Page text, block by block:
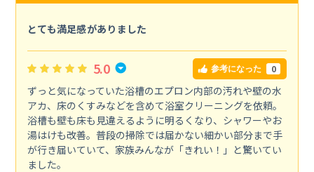
とても満足感がありました
5.0 参考になった 0
ずっと気になっていた浴槽のエプロン内部の汚れや壁の水
アカ、床のくすみなどを含めて浴室クリーニングを依頼。
浴槽も壁も床も見違えるように明るくなり、シャワーやお
湯はけも改善。普段の掃除では届かない細かい部分まで手
が行き届いていて、家族みんなが「きれい！」と驚いてい
ました。